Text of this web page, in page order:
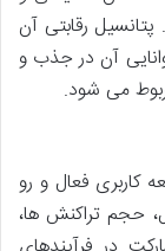
رقابتی آن
آن در جذب و
می شود.
کاربری فعال و رو
حجم تراکنش ها،